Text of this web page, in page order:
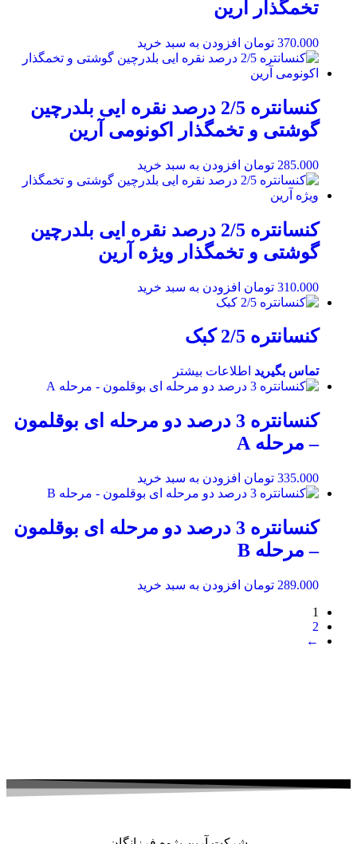
تخمگذار آرین
370.000 تومان افزودن به سبد خرید
کنسانتره 2/5 درصد نقره ایی بلدرچین
گوشتی و تخمگذار اکونومی آرین
285.000 تومان افزودن به سبد خرید
کنسانتره 2/5 درصد نقره ایی بلدرچین
گوشتی و تخمگذار ویژه آرین
310.000 تومان افزودن به سبد خرید
کنسانتره 2/5 کبک
تماس بگیرید اطلاعات بیشتر
کنسانتره 3 درصد دو مرحله ای بوقلمون
– مرحله A
335.000 تومان افزودن به سبد خرید
کنسانتره 3 درصد دو مرحله ای بوقلمون
– مرحله B
289.000 تومان افزودن به سبد خرید
1
2
←